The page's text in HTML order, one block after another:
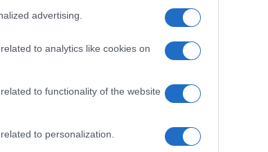
advertising.
to analytics like cookies on
to functionality of the website
to personalization.
relax. I parcheggi
30 km da Milano
e pace.